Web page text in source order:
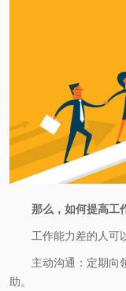
那么，如何提高工
工作能力差的人可
主动沟通：定期向
助。